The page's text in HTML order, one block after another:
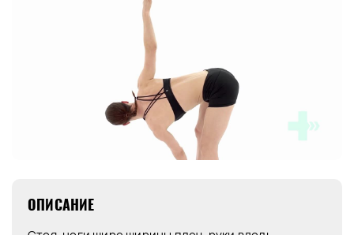
ОПИСАНИЕ